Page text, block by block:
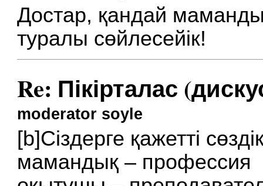
Достар, қандай
туралы сөйлесейік!
Re: Пікірталас
moderator soyle
[b]Сіздерге қажетті
мамандық – профессия